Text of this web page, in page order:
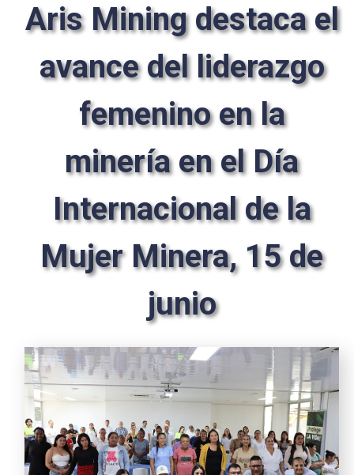
Aris Mining destaca el
avance del liderazgo
femenino en la
minería en el Día
Internacional de la
Mujer Minera, 15 de
junio